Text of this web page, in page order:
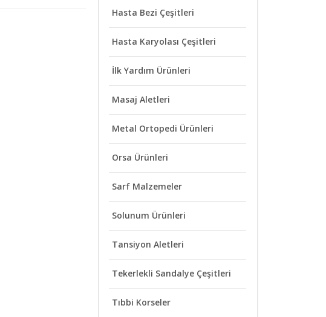
Hasta Bezi Çeşitleri
Hasta Karyolası Çeşitleri
İlk Yardım Ürünleri
Masaj Aletleri
Metal Ortopedi Ürünleri
Orsa Ürünleri
Sarf Malzemeler
Solunum Ürünleri
Tansiyon Aletleri
Tekerlekli Sandalye Çeşitleri
Tıbbi Korseler